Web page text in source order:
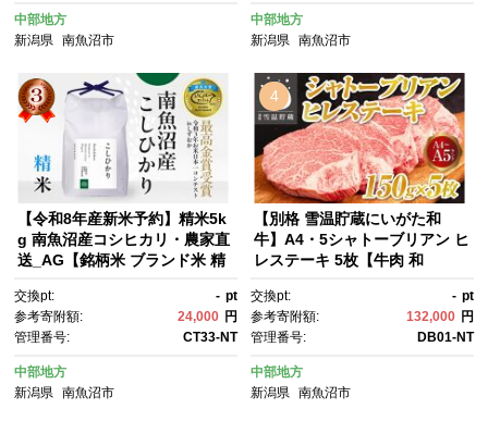
中部地方
新潟県
南魚沼市
中部地方
新潟県 南魚沼市
【令和8年産新米予約】精米5k
g 南魚沼産コシヒカリ・農家直
送_AG【銘柄米 ブランド米 精
産 新潟米 産地直送 お米 米 こ
め コメ ご飯 御飯 ごはん】【令
和8年9月下旬から1ヶ月以内に
順次発送予定】
交換pt: - pt
参考寄附額:
24,000 円
管理番号:
CT33-NT
中部地方
新潟県
南魚沼市
4
【別格 雪温貯蔵にいがた和
牛】A4・5シャトーブリアン ヒ
レステーキ 5枚【牛肉 和
トーブリアン 国産牛 熟成 希少
部位 高級 A5 A4 冷凍 150ｇ 5
枚】
交換pt: - pt
参考寄附額:
132,000 円
管理番号:
DB01-NT
中部地方
新潟県 南魚沼市